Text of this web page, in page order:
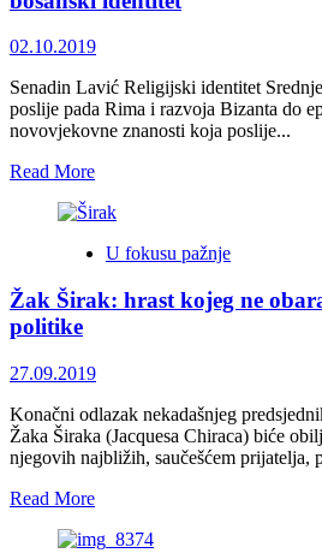
VSTV-
a
02.10.2019
Senadin Lavić Religijski identitet
poslije pada Rima i razvoja Bizanta do
novovjekovne znanosti koja poslije...
Read MoreRead
about
svijest,
esencijalizam
identitet
U fokusu pažnje
Žak Širak: hrast kojeg ne
politike
27.09.2019
Konačni odlazak nekadašnjeg
Žaka Širaka (Jacquesa Chiraca) biće
njegovih najbližih, saučešćem prijatelja,
Read MoreRead
about